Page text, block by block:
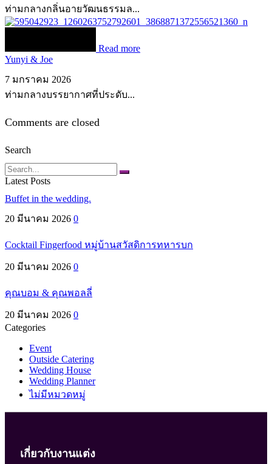
ท่ามกลางกลิ่นอายวัฒนธรรมล...
Read more
Yunyi & Joe
7 มกราคม 2026
ท่ามกลางบรรยากาศที่ประดับ...
Comments are closed
Search
Search
Latest Posts
Buffet in the wedding.
20 มีนาคม 2026 0
Cocktail Fingerfood หมู่บ้านสวัสดิการทหารบก
20 มีนาคม 2026 0
คุณบอม & คุณพอลลี่
20 มีนาคม 2026 0
Categories
Event
Outside Catering
Wedding House
Wedding Planner
ไม่มีหมวดหมู่
เกี่ยวกับงานแต่ง